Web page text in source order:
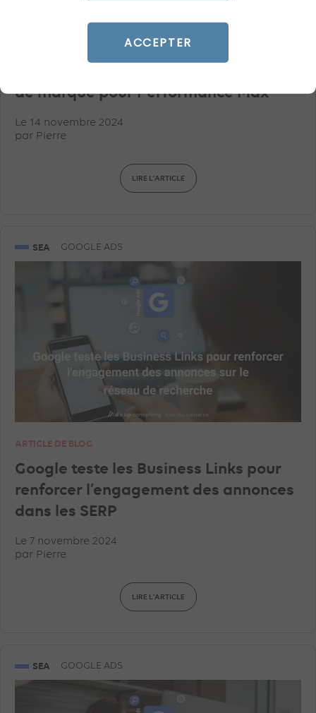
de marque pour Performance Max
Le 14 novembre 2024
par Pierre
LIRE L'ARTICLE
SEA GOOGLE ADS
ARTICLE DE BLOG
Google teste les Business Links pour
renforcer l’engagement des annonces
dans les SERP
Le 7 novembre 2024
par Pierre
LIRE L'ARTICLE
SEA GOOGLE ADS
ACCEPTER